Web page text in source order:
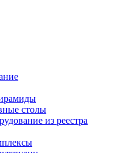
столы
из реестра